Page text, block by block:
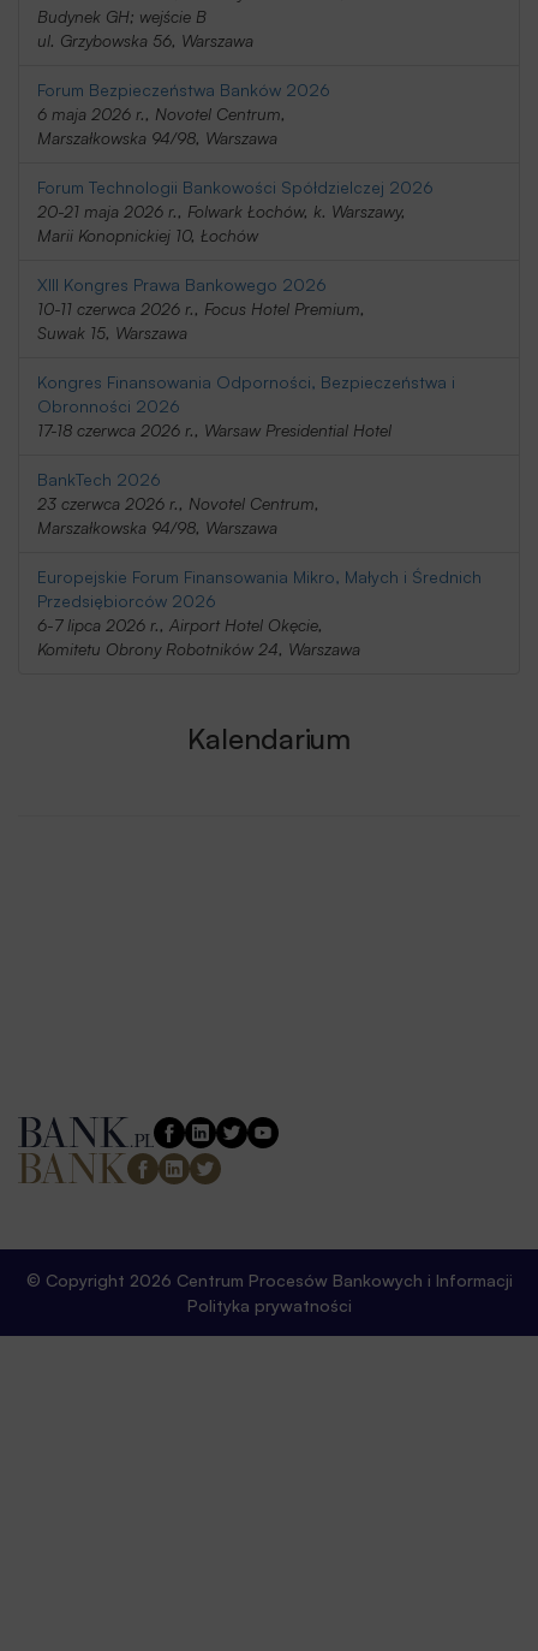
Budynek GH; wejście B
ul. Grzybowska 56, Warszawa
Forum Bezpieczeństwa Banków 2026
6 maja 2026 r., Novotel Centrum,
Marszałkowska 94/98, Warszawa
Forum Technologii Bankowości Spółdzielczej 2026
20-21 maja 2026 r., Folwark Łochów, k. Warszawy,
Marii Konopnickiej 10, Łochów
XIII Kongres Prawa Bankowego 2026
10-11 czerwca 2026 r., Focus Hotel Premium,
Suwak 15, Warszawa
Kongres Finansowania Odporności, Bezpieczeństwa i
Obronności 2026
17-18 czerwca 2026 r., Warsaw Presidential Hotel
BankTech 2026
23 czerwca 2026 r., Novotel Centrum,
Marszałkowska 94/98, Warszawa
Europejskie Forum Finansowania Mikro, Małych i Średnich
Przedsiębiorców 2026
6-7 lipca 2026 r., Airport Hotel Okęcie,
Komitetu Obrony Robotników 24, Warszawa
Kalendarium
© Copyright 2026 Centrum Procesów Bankowych i Informacji
Polityka prywatności